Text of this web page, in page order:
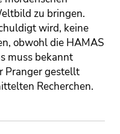
zu bringen.
wird, keine
obwohl die HAMAS
muss bekannt
Pranger gestellt
Recherchen.